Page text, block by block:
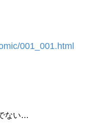
001_001.html
ない…